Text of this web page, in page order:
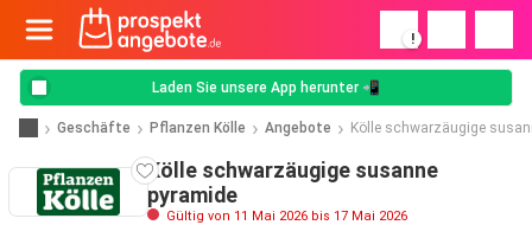
!
Laden Sie unsere App herunter 📲
Geschäfte Pflanzen Kölle Angebote Kölle schwarzäugige
Kölle schwarzäugige susanne
pyramide
Gültig von 11 Mai 2026 bis 17 Mai 2026